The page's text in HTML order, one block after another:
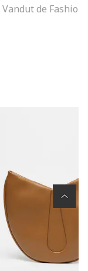
Vandut de Fashion